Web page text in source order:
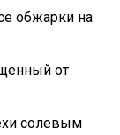
обжарки на
от
солевым